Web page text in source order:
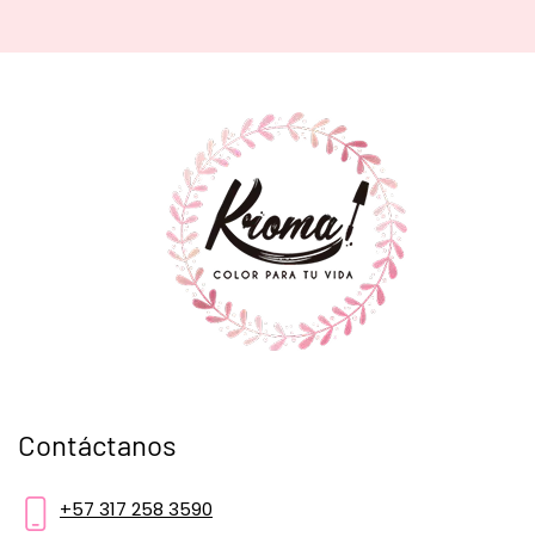
Contáctanos
+57 317 258 3590